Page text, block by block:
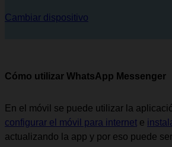
Cambiar dispositivo
Cómo utilizar WhatsApp Messenger
En el móvil se puede utilizar la
configurar el móvil para internet e
actualizando la app y por eso puede